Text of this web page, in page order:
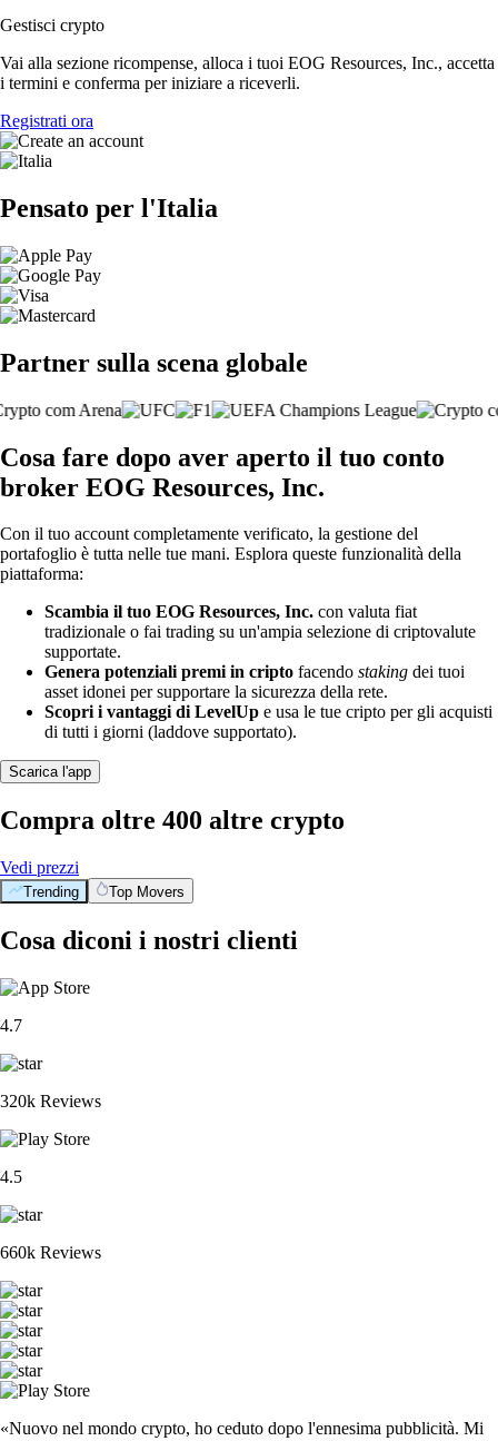
Gestisci crypto
Vai alla sezione ricompense, alloca i tuoi EOG Resources, Inc., accetta
i termini e conferma per iniziare a riceverli.
Registrati ora
Pensato per l'Italia
Partner sulla scena globale
Cosa fare dopo aver aperto il tuo conto
broker EOG Resources, Inc.
Con il tuo account completamente verificato, la gestione del
portafoglio è tutta nelle tue mani. Esplora queste funzionalità della
piattaforma:
Scambia il tuo EOG Resources, Inc. con valuta fiat
tradizionale o fai trading su un'ampia selezione di criptovalute
supportate.
Genera potenziali premi in cripto facendo staking dei tuoi
asset idonei per supportare la sicurezza della rete.
Scopri i vantaggi di LevelUp e usa le tue cripto per gli acquisti
di tutti i giorni (laddove supportato).
Scarica l'app
Compra oltre 400 altre crypto
Vedi prezzi
Trending Top Movers
Cosa diconi i nostri clienti
4.7
320k Reviews
4.5
660k Reviews
«Nuovo nel mondo crypto, ho ceduto dopo l'ennesima pubblicità. Mi